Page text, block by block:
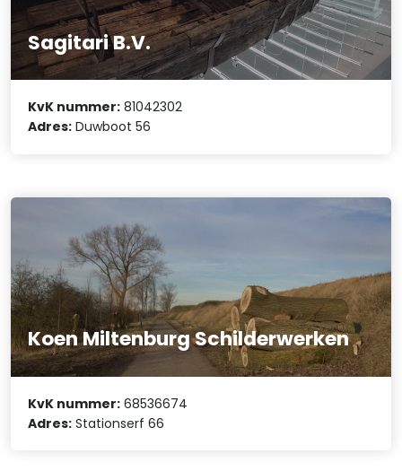
Sagitari B.V.
KvK nummer: 81042302
Adres: Duwboot 56
Koen Miltenburg Schilderwerken
KvK nummer: 68536674
Adres: Stationserf 66